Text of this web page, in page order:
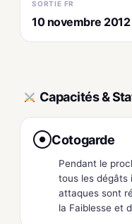
SORTIE FR
10 novembre 2012
Capacités &
● Cotogarde
Pendant le
tous les dégâts
attaques sont
la Faiblesse et